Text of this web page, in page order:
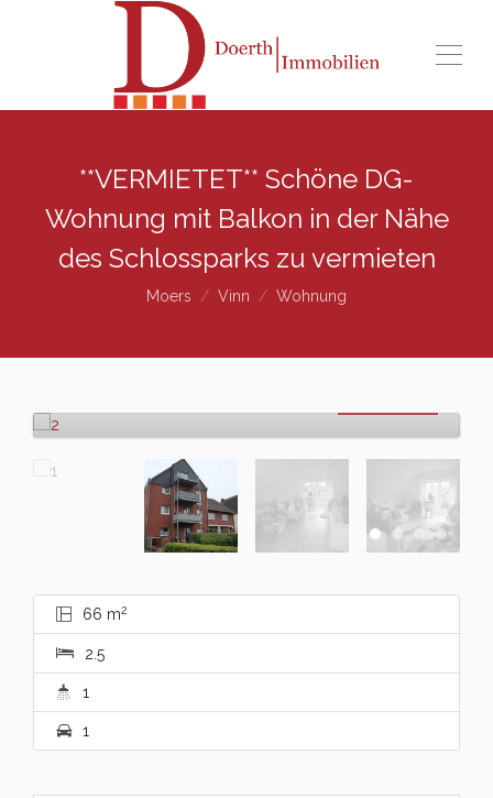
**VERMIETET** Schöne DG-
Wohnung mit Balkon in der Nähe
des Schlossparks zu vermieten
Moers Vinn Wohnung
66 m2
2.5
1
1